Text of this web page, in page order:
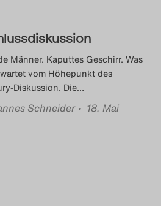
Männer. Kaputtes Geschirr. Was
vom Höhepunkt des
Diskussion. Die…
Schneider • 18. Mai